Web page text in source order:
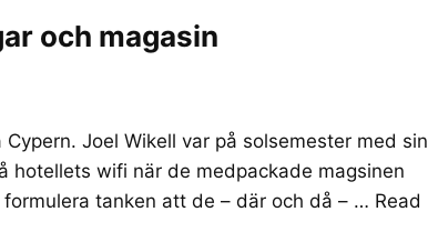
och magasin
Joel Wikell var på solsemester med sin
hotellets wifi när de medpackade magsinen
tanken att de – där och då – … Read